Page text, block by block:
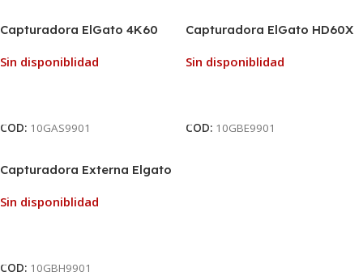
Capturadora ElGato 4K60
Sin disponiblidad
COD: 10GAS9901
Capturadora ElGato HD60X
Sin disponiblidad
COD: 10GBE9901
Capturadora Externa Elgato
Sin disponiblidad
COD: 10GBH9901